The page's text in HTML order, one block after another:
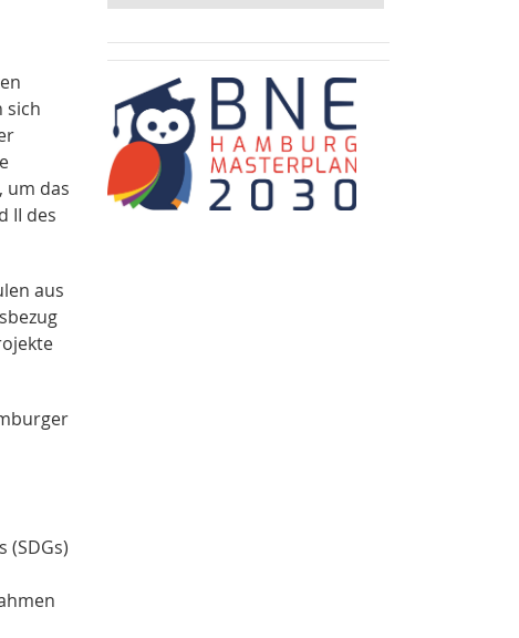
sich
um das
II des
aus
(SDGs)